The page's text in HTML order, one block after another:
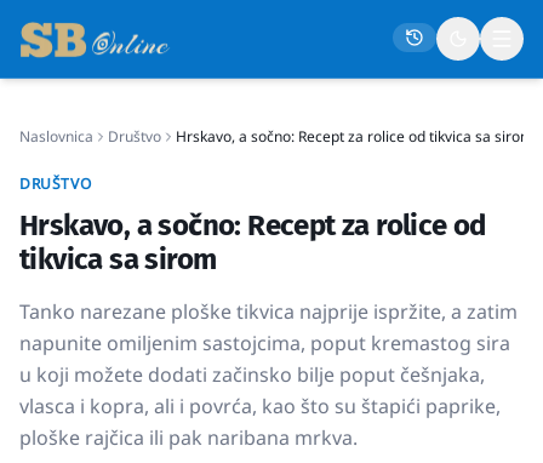
Politika
Crna kronika
Sport
Naslovnica Društvo Hrskavo, a sočno: Recept za rolice od tikvica sa sirom
DRUŠTVO
Hrskavo, a sočno: Recept za rolice od
tikvica sa sirom
Tanko narezane ploške tikvica najprije ispržite, a zatim
napunite omiljenim sastojcima, poput kremastog sira
u koji možete dodati začinsko bilje poput češnjaka,
vlasca i kopra, ali i povrća, kao što su štapići paprike,
ploške rajčica ili pak naribana mrkva.